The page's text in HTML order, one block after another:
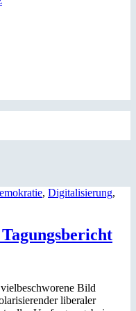
, Digitalisierung,
Bild
liberaler